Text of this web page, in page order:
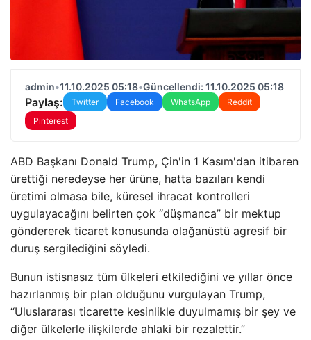
admin•11.10.2025 05:18•Güncellendi: 11.10.2025 05:18
Paylaş: Twitter Facebook WhatsApp
Reddit
Pinterest
ABD Başkanı Donald Trump, Çin'in 1 Kasım'dan itibaren
ürettiği neredeyse her ürüne, hatta bazıları kendi
üretimi olmasa bile, küresel ihracat kontrolleri
uygulayacağını belirten çok “düşmanca” bir mektup
göndererek ticaret konusunda olağanüstü agresif bir
duruş sergilediğini söyledi.
Bunun istisnasız tüm ülkeleri etkilediğini ve yıllar önce
hazırlanmış bir plan olduğunu vurgulayan Trump,
“Uluslararası ticarette kesinlikle duyulmamış bir şey ve
diğer ülkelerle ilişkilerde ahlaki bir rezalettir.”